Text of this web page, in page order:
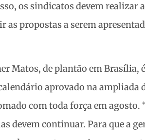
os sindicatos devem realizar
as propostas a serem
Matos, de plantão em Brasília,
aprovado na ampliada
com toda força em agosto.
devem continuar. Para que a